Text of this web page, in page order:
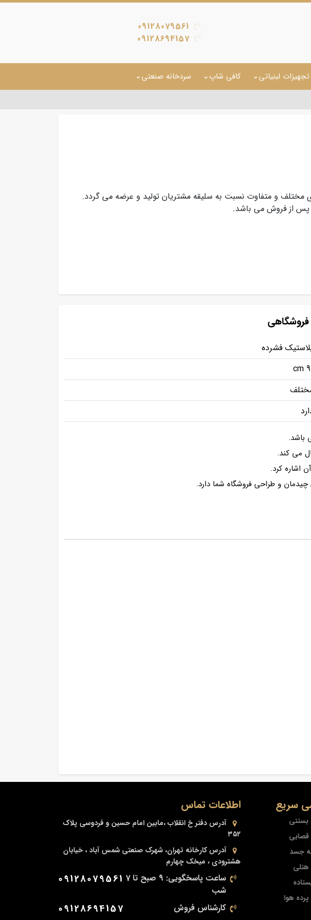
09128079561
09128694157
تجهیزات لبنیاتی کافی شاپ سردخانه صنعتی
مختلف و متفاوت نسبت به سلیقه مشتریان تولید و عرضه می گردد.
پس از فروش می باشد.
فشرده
باشد.
می کند‌.
اشاره کرد.
و طراحی فروشگاه شما دارد.
سریع
بستنی
جسد
هوا
اطلاعات تماس
آدرس دفتر خ انقلاب ،مابین امام حسین و فردوسی پلاک
۳۵۲
آدرس کارخانه تهران، شهرک صنعتی شمس آباد ، خیابان
هشترودی ، میخک چهارم
ساعت پاسخگویی: 9 صبح تا 7
شب
09128079561
کارشناس فروش 09128694157